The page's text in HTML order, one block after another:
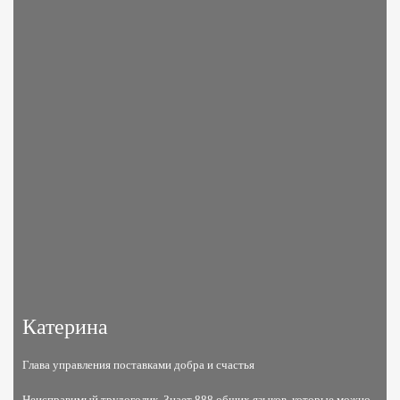
Катерина
Глава управления поставками добра и счастья